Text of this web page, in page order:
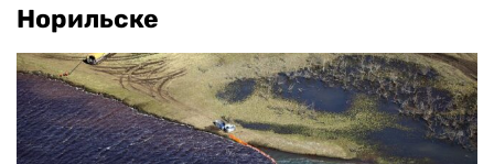
Норильске